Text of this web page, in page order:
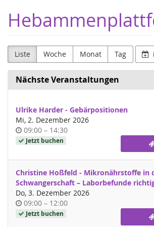
Haupt-
Inhalt
Liste Woche Monat Tag
Nächste Veranstaltungen
Ulrike Harder - Gebärpositionen
Mi, 2. Dezember 2026
Uhrzeit
09:00 –bis
14:30
Jetzt buchen
Christine Hoßfeld - Mikronährstoffe in
Schwangerschaft – Laborbefunde
Do, 3. Dezember 2026
Uhrzeit
09:00 –bis
12:00
Jetzt buchen